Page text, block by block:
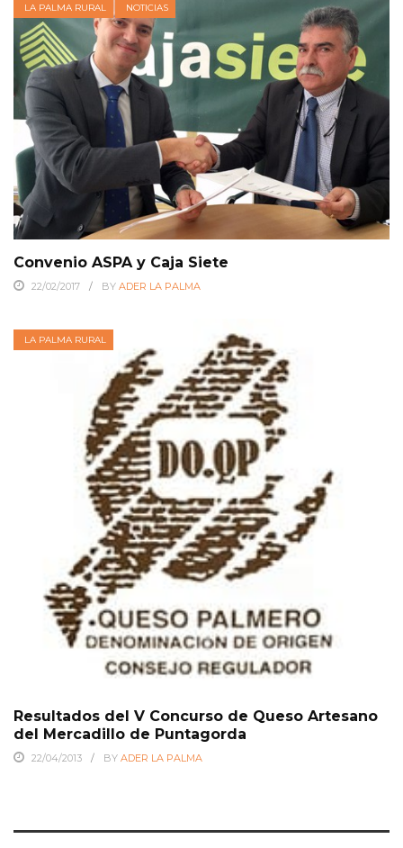
LA PALMA RURAL NOTICIAS
Convenio ASPA y Caja Siete
22/02/2017 BY ADER LA PALMA
LA PALMA RURAL
Resultados del V Concurso de Queso Artesano
del Mercadillo de Puntagorda
22/04/2013 BY ADER LA PALMA